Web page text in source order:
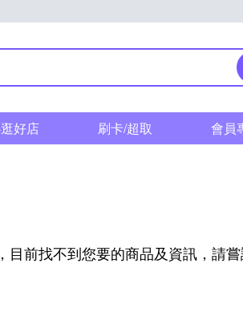
好店 刷卡/超取 會員
目前找不到您要的商品及資訊，請